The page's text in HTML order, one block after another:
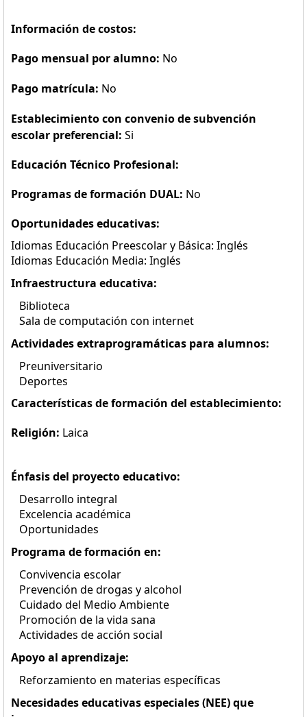
Información de costos:
Pago mensual por alumno: No
Pago matrícula: No
Establecimiento con convenio de subvención
escolar preferencial: Si
Educación Técnico Profesional:
Programas de formación DUAL: No
Oportunidades educativas:
Idiomas Educación Preescolar y Básica: Inglés
Idiomas Educación Media: Inglés
Infraestructura educativa:
Biblioteca
Sala de computación con internet
Actividades extraprogramáticas para alumnos:
Preuniversitario
Deportes
Características de formación del establecimiento:
Religión: Laica
Énfasis del proyecto educativo:
Desarrollo integral
Excelencia académica
Oportunidades
Programa de formación en:
Convivencia escolar
Prevención de drogas y alcohol
Cuidado del Medio Ambiente
Promoción de la vida sana
Actividades de acción social
Apoyo al aprendizaje:
Reforzamiento en materias específicas
Necesidades educativas especiales (NEE) que